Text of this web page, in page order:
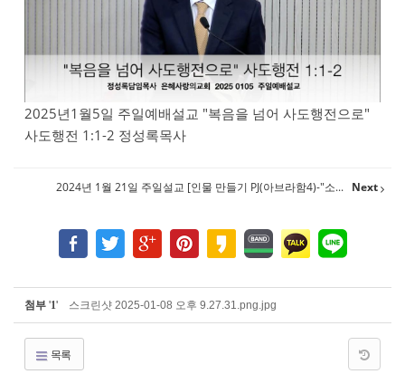
2025년1월5일 주일예배설교 "복음을 넘어 사도행전으로"
사도행전 1:1-2 정성록목사
2024년 1월 21일 주일설교 [인물 만들기 PJ(아브라함4)-"소... Next
첨부 '1' 스크린샷 2025-01-08 오후 9.27.31.png.jpg
목록